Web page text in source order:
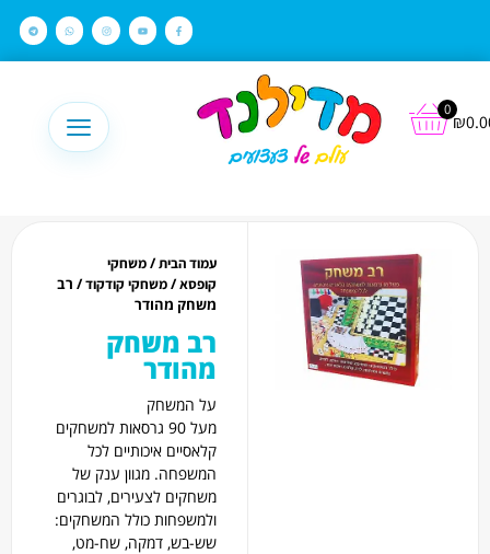
₪
0
עמוד הבית/משחקי
קופסא/משחקי קודקוד/ רב
משחק מהודר
רב משחק
מהודר
על המשחק
מעל 90 גרסאות למשחקים
קלאסיים איכותיים לכל
המשפחה. מגוון ענק של
משחקים לצעירים, לבוגרים
ולמשפחות כולל המשחקים:
שש-בש, דמקה, שח-מט,